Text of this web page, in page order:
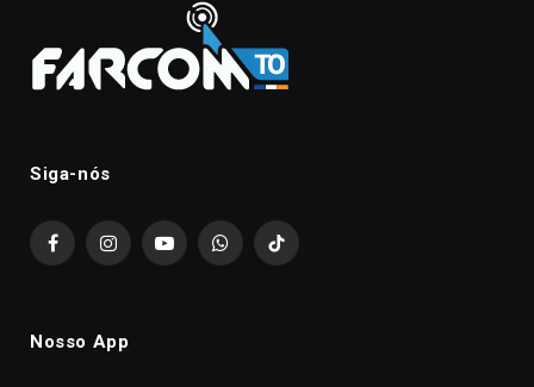
Siga-nós
FacebookInstagramYouTubeWhatsAppTikTok
Nosso App